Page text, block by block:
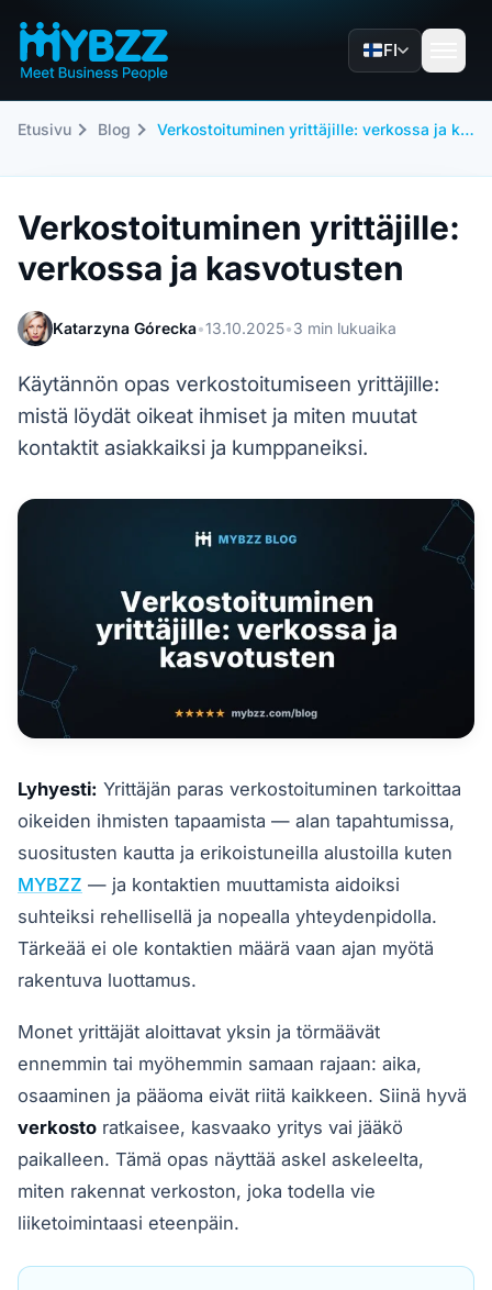
FI
Etusivu Blog Verkostoituminen yrittäjille: verkossa ja kasvotusten
Verkostoituminen yrittäjille:
verkossa ja kasvotusten
Katarzyna Górecka•13.10.2025•3 min lukuaika
Käytännön opas verkostoitumiseen yrittäjille:
mistä löydät oikeat ihmiset ja miten muutat
kontaktit asiakkaiksi ja kumppaneiksi.
Lyhyesti: Yrittäjän paras verkostoituminen tarkoittaa
oikeiden ihmisten tapaamista — alan tapahtumissa,
suositusten kautta ja erikoistuneilla alustoilla kuten
MYBZZ — ja kontaktien muuttamista aidoiksi
suhteiksi rehellisellä ja nopealla yhteydenpidolla.
Tärkeää ei ole kontaktien määrä vaan ajan myötä
rakentuva luottamus.
Monet yrittäjät aloittavat yksin ja törmäävät
ennemmin tai myöhemmin samaan rajaan: aika,
osaaminen ja pääoma eivät riitä kaikkeen. Siinä hyvä
verkosto ratkaisee, kasvaako yritys vai jääkö
paikalleen. Tämä opas näyttää askel askeleelta,
miten rakennat verkoston, joka todella vie
liiketoimintaasi eteenpäin.